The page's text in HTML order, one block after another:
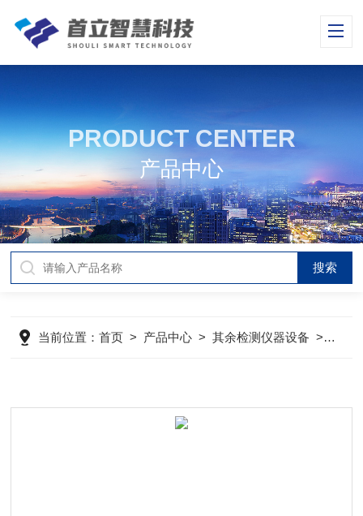
PRODUCT CENTER
产品中心
当前位置：首页 > 产品中心 >其余检测仪器设备 > 福禄